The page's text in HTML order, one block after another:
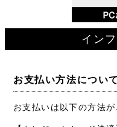
イン
お支払い方法について
お支払いは以下の方法